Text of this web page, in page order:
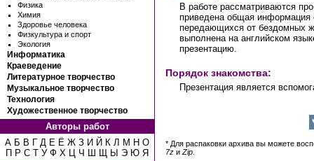
Физика
Химия
Здоровье человека
Физкультура и спорт
Экология
Информатика
Краеведение
Литературное творчество
Музыкальное творчество
Технология
Художественное творчество
Авторы работ
А Б В Г Д Е Ё Ж З И Й К Л М Н О
П Р С Т У Ф Х Ц Ч Ш Щ Ы Э Ю Я
В работе рассматриваются
приведена общая информация
передающихся от бездомных
выполнена на английском
презентацию.
Порядок знакомства:
Презентация является
* Для распаковки архива вы можете
7z иZip.